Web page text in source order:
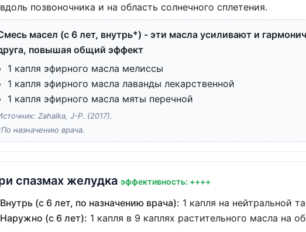
вдоль позвоночника и на область солнечного сплетения.
масел (с 6 лет, внутрь*) - эти масла усиливают и
повышая общий эффект
1 капля эфирного масла мелиссы
1 капля эфирного масла лаванды лекарственной
1 капля эфирного масла мяты перечной
Zahalka, J-P. (2017).
назначению врача.
спазмах желудка эффективность: ++++
Внутрь (с 6 лет, по назначению врача): 1 капля на нейтральной
Наружно (с 6 лет): 1 капля в 9 каплях растительного масла на